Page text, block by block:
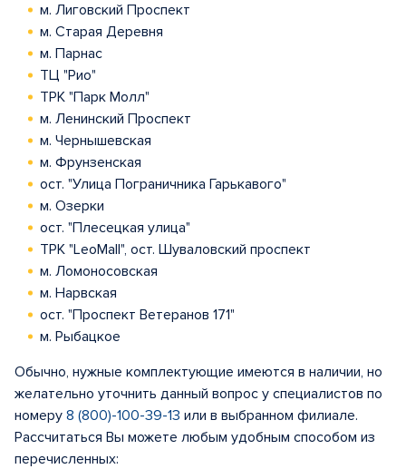
м. Лиговский Проспект
м. Старая Деревня
м. Парнас
ТЦ "Рио"
ТРК "Парк Молл"
м. Ленинский Проспект
м. Чернышевская
м. Фрунзенская
ост. "Улица Пограничника Гарькавого"
м. Озерки
ост. "Плесецкая улица"
ТРК "LeoMall", ост. Шуваловский проспект
м. Ломоносовская
м. Нарвская
ост. "Проспект Ветеранов 171"
м. Рыбацкое
Обычно, нужные комплектующие имеются в наличии, но
желательно уточнить данный вопрос у специалистов по
номеру 8 (800)-100-39-13 или в выбранном филиале.
Рассчитаться Вы можете любым удобным способом из
перечисленных: